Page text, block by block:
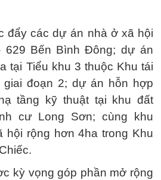
đẩy các dự án nhà ở xã hội
629 Bến Bình Đông; dự án
tại Tiểu khu 3 thuộc Khu tái
đoạn 2; dự án hỗn hợp
tầng kỹ thuật tại khu đất
cư Long Sơn; cùng khu
hội rộng hơn 4ha trong Khu
kỳ vọng góp phần mở rộng